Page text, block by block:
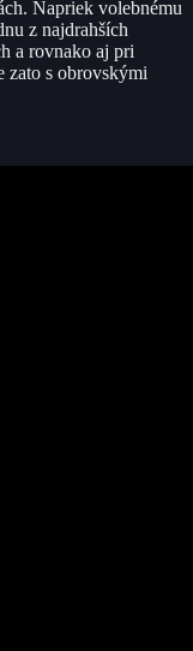
Napriek volebnému
z najdrahších
a rovnako aj pri
zato s obrovskými